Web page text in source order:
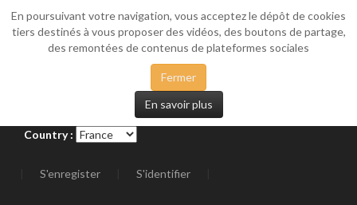
En poursuivant votre navigation, vous acceptez le dépôt de cookies
tiers destinés à vous proposer des vidéos, des boutons de partage,
des remontées de contenus de plateformes sociales
Fermer
En savoir plus
Country :
S'enregister S'identifier